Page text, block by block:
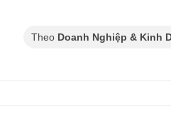
Theo Doanh Nghiệp & Kinh